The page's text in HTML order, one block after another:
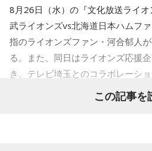
つ一つのストーリーというものが
ここにいない人たちに慰霊をする
何であったかということを考え、
考える時に、とても重要なことだ
この後もロバート キャンベルさん
れない、つまり実際にNPTという
取り決めがそのまま無力と言いま
いう現実があるわけです。
今回2月からアメリカがイランに対
開発に関する問題が再燃されてい
のこの式典があるということは、
しい政策だと思いますが、残念な
果が出ていたわけですから、もっ
かったなと思いますね」
8月26日（水）の『文化放送ライ
武ライオンズvs北海道日本ハムフ
指のライオンズファン・河合郁人
る。また、同日はライオンズ応援
き、テレビ埼玉とのコラボレーショ
埼玉に根差し、ライオンズを応援
この記事を